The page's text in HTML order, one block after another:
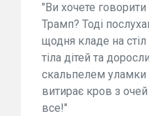
"Ви хочете
Трамп? Тоді
щодня кладе на стіл
тіла дітей та
скальпелем уламки
витирає кров з
все!"